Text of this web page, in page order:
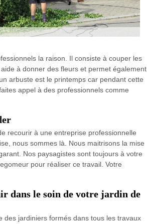
la raison. Il consiste à couper les
à donner des fleurs et permet également
arbuste est le printemps car pendant cette
appel à des professionnels comme
recourir à une entreprise professionnelle
nous sommes là. Nous maitrisons la mise
Nos paysagistes sont toujours à votre
pour réaliser ce travail. Votre
dans le soin de votre jardin de
des jardiniers formés dans tous les travaux